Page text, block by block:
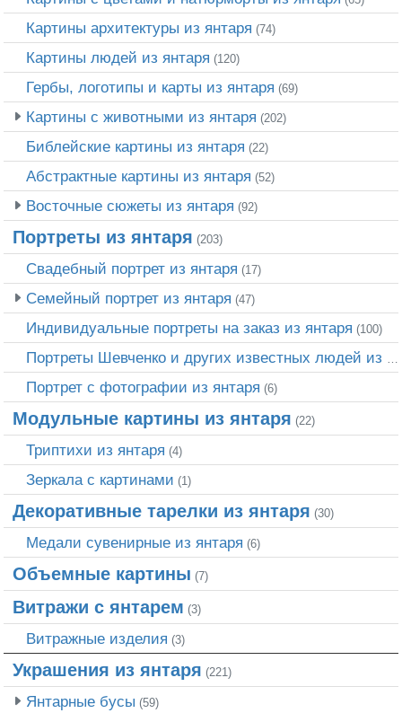
Картины архитектуры из янтаря (74)
Картины людей из янтаря (120)
Гербы, логотипы и карты из янтаря (69)
Картины с животными из янтаря (202)
Библейские картины из янтаря (22)
Абстрактные картины из янтаря (52)
Восточные сюжеты из янтаря (92)
Портреты из янтаря (203)
Свадебный портрет из янтаря (17)
Семейный портрет из янтаря (47)
Индивидуальные портреты на заказ из янтаря (100)
Портрет c фотографии из янтаря (6)
Модульные картины из янтаря (22)
Триптихи из янтаря (4)
Зеркала с картинами (1)
Декоративные тарелки из янтаря (30)
Медали сувенирные из янтаря (6)
Объемные картины (7)
Витражи с янтарем (3)
Витражные изделия (3)
Украшения из янтаря (221)
Янтарные бусы (59)